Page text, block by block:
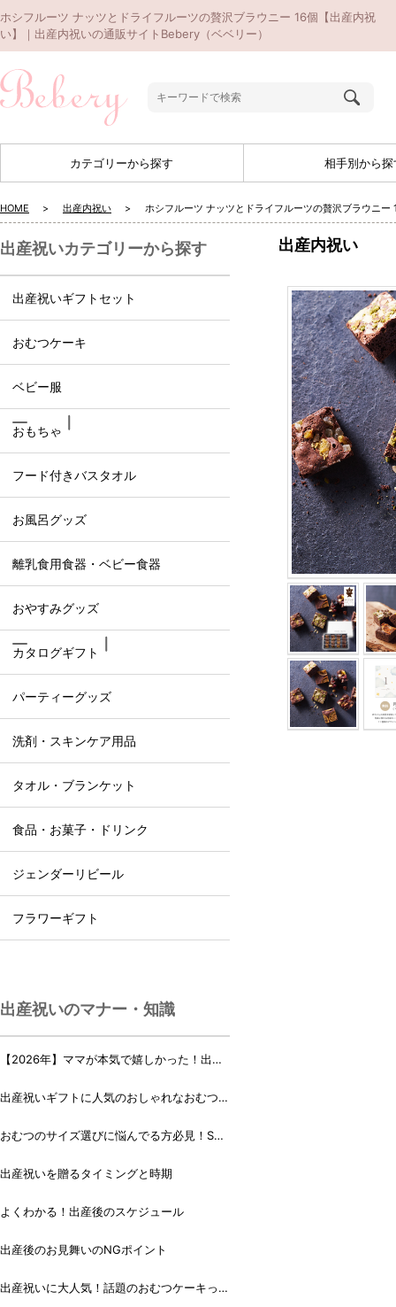
ホシフルーツ ナッツとドライフルーツの贅沢ブラウニー 16個【出産内祝
い】｜出産内祝いの通販サイトBebery（ベベリー）
カテゴリーから探す 相手別から探
HOME 出産内祝い ホシフルーツ ナッツとドライフルーツの贅沢ブラウニー
出産内祝い
出産祝いカテゴリーから探す
出産祝いギフトセット
おむつケーキ
ベビー服
おもちゃ
フード付きバスタオル
お風呂グッズ
離乳食用食器・ベビー食器
おやすみグッズ
カタログギフト
パーティーグッズ
洗剤・スキンケア用品
タオル・ブランケット
食品・お菓子・ドリンク
ジェンダーリビール
フラワーギフト
出産祝いのマナー・知識
【2026年】ママが本気で嬉しかった！出産
出産祝いギフトに人気のおしゃれなおむつケ
おむつのサイズ選びに悩んでる方必見！Sサ
出産祝いを贈るタイミングと時期
よくわかる！出産後のスケジュール
出産後のお見舞いのNGポイント
出産祝いに大人気！話題のおむつケーキっ